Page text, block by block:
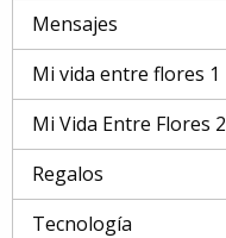
Mensajes
Mi vida entre flores 1
Mi Vida Entre Flores 2
Regalos
Tecnología